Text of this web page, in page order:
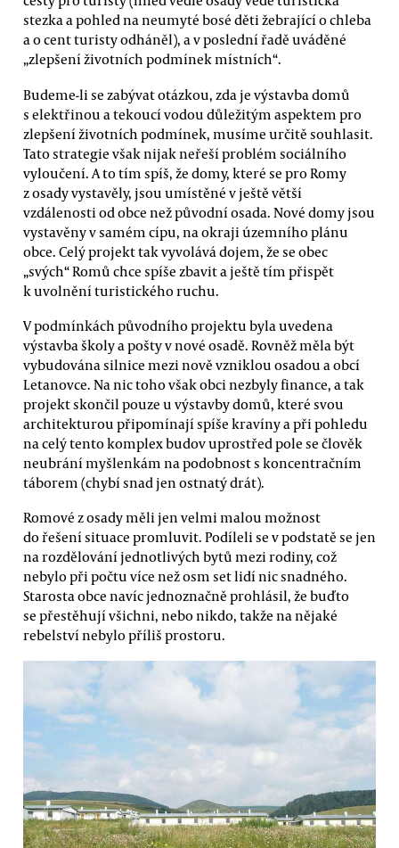
stezka a pohled na neumyté bosé děti žebrající o chleba
a o cent turisty odháněl), a v poslední řadě uváděné
„zlepšení životních podmínek místních“.
Budeme-li se zabývat otázkou, zda je výstavba domů
s elektřinou a tekoucí vodou důležitým aspektem pro
zlepšení životních podmínek, musíme určitě souhlasit.
Tato strategie však nijak neřeší problém sociálního
vyloučení. A to tím spíš, že domy, které se pro Romy
z osady vystavěly, jsou umístěné v ještě větší
vzdálenosti od obce než původní osada. Nové domy jsou
vystavěny v samém cípu, na okraji územního plánu
obce. Celý projekt tak vyvolává dojem, že se obec
„svých“ Romů chce spíše zbavit a ještě tím přispět
k uvolnění turistického ruchu.
V podmínkách původního projektu byla uvedena
výstavba školy a pošty v nové osadě. Rovněž měla být
vybudována silnice mezi nově vzniklou osadou a obcí
Letanovce. Na nic toho však obci nezbyly finance, a tak
projekt skončil pouze u výstavby domů, které svou
architekturou připomínají spíše kravíny a při pohledu
na celý tento komplex budov uprostřed pole se člověk
neubrání myšlenkám na podobnost s koncentračním
táborem (chybí snad jen ostnatý drát).
Romové z osady měli jen velmi malou možnost
do řešení situace promluvit. Podíleli se v podstatě se jen
na rozdělování jednotlivých bytů mezi rodiny, což
nebylo při počtu více než osm set lidí nic snadného.
Starosta obce navíc jednoznačně prohlásil, že buďto
se přestěhují všichni, nebo nikdo, takže na nějaké
rebelství nebylo příliš prostoru.